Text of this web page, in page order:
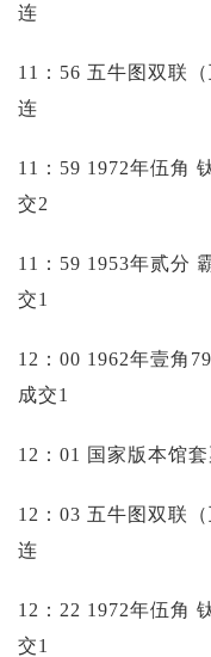
连
11：56 五牛图双联
连
11：59 1972年伍角
交2
11：59 1953年贰分
交1
12：00 1962年壹角
成交1
12：01 国家版本馆
12：03 五牛图双联
连
12：22 1972年伍角
交1